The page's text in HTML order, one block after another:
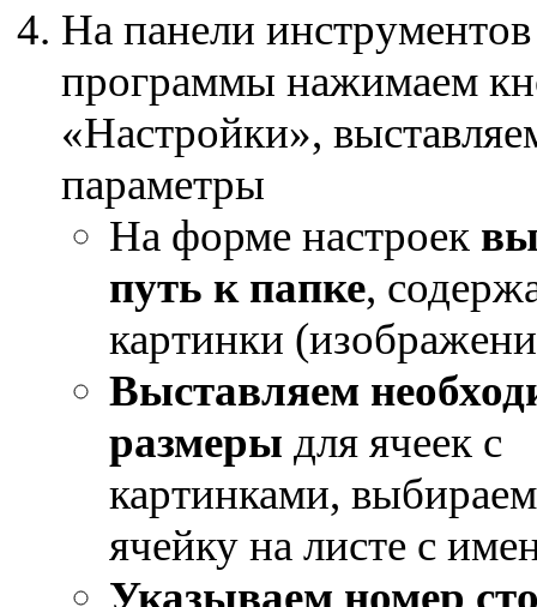
На панели инструментов
программы нажимаем
«Настройки»,
параметры
На форме настроек
путь к папке,
картинки
Выставляем
размеры для ячеек с
картинками,
ячейку на листе с
Указываем номер